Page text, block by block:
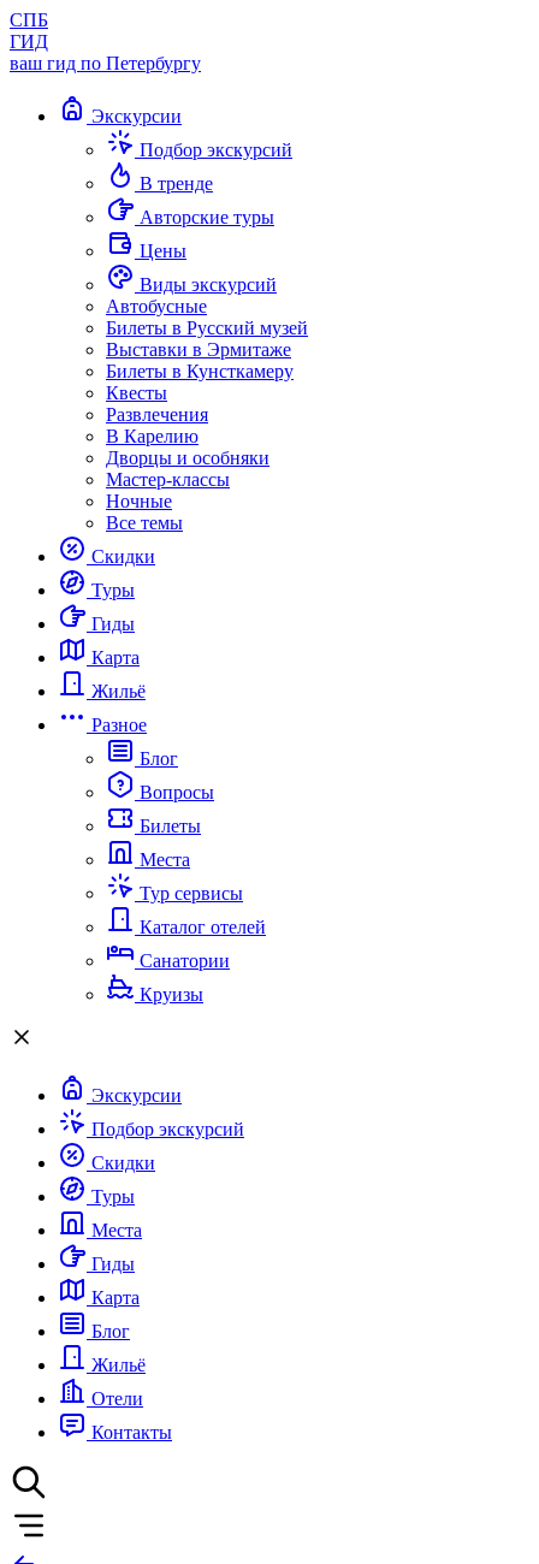
СПБ
ГИД
ваш гид по Петербургу
Экскурсии
Подбор экскурсий
В тренде
Авторские туры
Цены
Виды экскурсий
Автобусные
Билеты в Русский музей
Выставки в Эрмитаже
Билеты в Кунсткамеру
Квесты
Развлечения
В Карелию
Дворцы и особняки
Мастер-классы
Ночные
Все темы
Скидки
Туры
Гиды
Карта
Жильё
Разное
Блог
Вопросы
Билеты
Места
Тур сервисы
Каталог отелей
Санатории
Круизы
Экскурсии
Подбор экскурсий
Скидки
Туры
Места
Гиды
Карта
Блог
Жильё
Отели
Контакты